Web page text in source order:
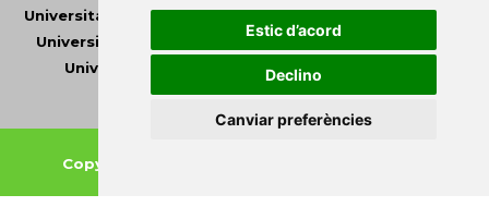
Estic d’acord
Declino
Canviar preferències
Universitat Pompeu Fabra•Universitat Ramon Llull
Universitat Rovira i Virgili
•Universitat de Sàsser
Universitat de València
•Universitat de Vic -
Universitat Central de Catalunya
Copyright © 2026